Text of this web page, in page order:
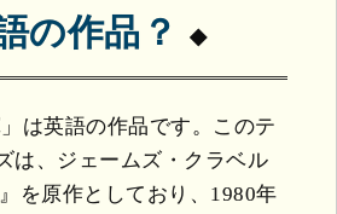
の作品？
」は英語の作品です。このテ
は、ジェームズ・クラベル
を原作としており、1980年